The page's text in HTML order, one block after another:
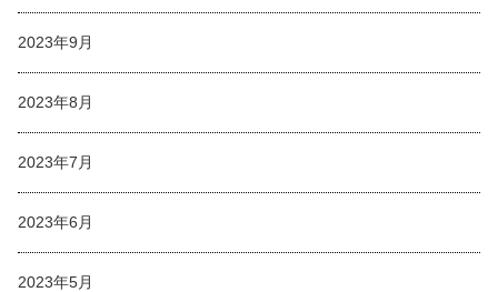
2023年9月
2023年8月
2023年7月
2023年6月
2023年5月